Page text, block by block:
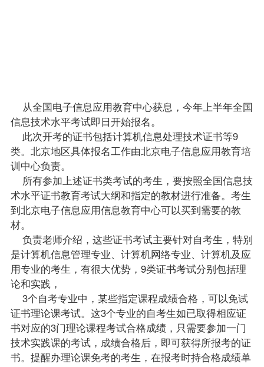
从全国电子信息应用教育中心获息，今年上半年全国
信息技术水平考试即日开始报名。
此次开考的证书包括计算机信息处理技术证书等9
类。北京地区具体报名工作由北京电子信息应用教育培
训中心负责。
所有参加上述证书类考试的考生，要按照全国信息技
术水平证书教育考试大纲和指定的教材进行准备。考生
到北京电子信息应用信息教育中心可以买到需要的教
材。
负责老师介绍，这些证书考试主要针对自考生，特别
是计算机信息管理专业、计算机网络专业、 计算机及应
用专业的考生，有很大优势，9类证书考试分别包括理
论和实践，
3个自考专业中，某些指定课程成绩合格，可以免试
证书理论课考试。这3个专业的自考生如已取得相应证
书对应的3门理论课程考试合格成绩，只需要参加一门
技术实践课的考试，成绩合格后，即可获得所报考的证
书。提醒办理论课免考的考生，在报考时持合格成绩单